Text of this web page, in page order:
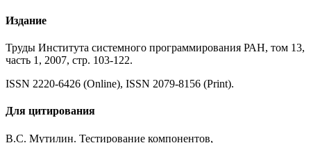
Издание
Труды Института системного программирования РАН, том 13,
часть 1, 2007, стр. 103-122.
ISSN 2220-6426 (Online), ISSN 2079-8156 (Print).
Для цитирования
В.С. Мутилин. Тестирование компонентов,